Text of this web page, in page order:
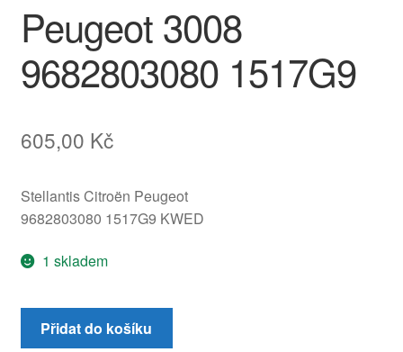
Vrakoviště Citroën
Peugeot 3008
9682803080 1517G9
605,00 Kč
Stellantis Citroën Peugeot
9682803080 1517G9 KWED
1 skladem
Kryt
víčka
Přidat do košíku